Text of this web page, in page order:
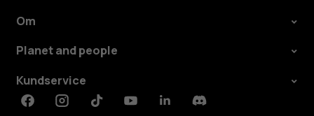
Om
Planet and people
Kundservice
FacebookInstagramTiktokYoutubeLinkedinDiscord